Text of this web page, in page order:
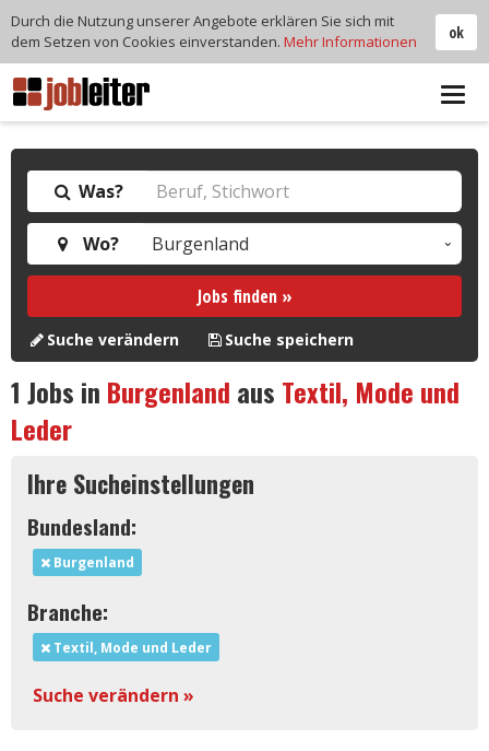
Was?
Wo?
Jobs finden »
Suche verändern Suche speichern
1 Jobs in Burgenland aus Textil, Mode und
Leder
Ihre Sucheinstellungen
Bundesland:
Burgenland
Branche:
Textil, Mode und Leder
Suche verändern »
ok
Durch die Nutzung unserer Angebote erklären Sie sich mit
dem Setzen von Cookies einverstanden. Mehr Informationen